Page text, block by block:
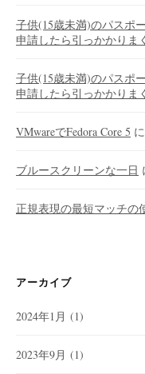
子供(15歳未満)のパスポ
申請したら引っかかりま
子供(15歳未満)のパスポ
申請したら引っかかりま
VMwareでFedora Core 5 に
ブルースクリーンな一日
正規表現の最短マッチの
アーカイブ
2024年1月 (1)
2023年9月 (1)